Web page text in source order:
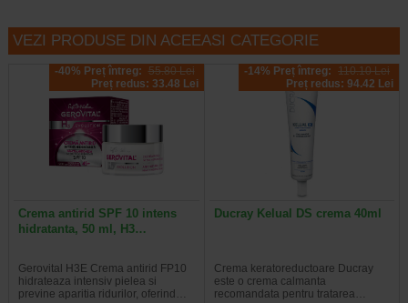
VEZI PRODUSE DIN ACEEASI CATEGORIE
-40% Preț întreg: 55.80 Lei
Preț redus: 33.48 Lei
Crema antirid SPF 10 intens
hidratanta, 50 ml, H3…
Gerovital H3E Crema antirid FP10
hidrateaza intensiv pielea si
previne aparitia ridurilor, oferind…
-14% Preț întreg: 110.10 Lei
Preț redus: 94.42 Lei
Ducray Kelual DS crema 40ml
Crema keratoreductoare Ducray
este o crema calmanta
recomandata pentru tratarea…